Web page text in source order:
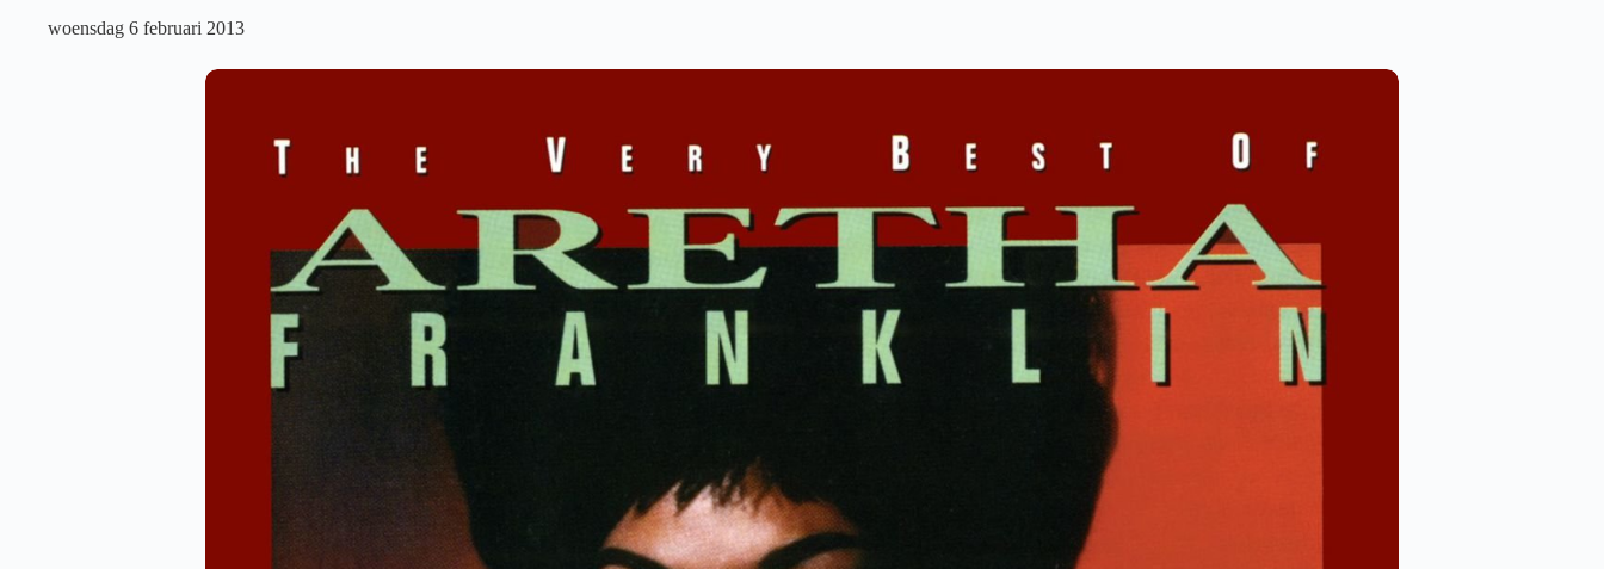
woensdag 6 februari 2013